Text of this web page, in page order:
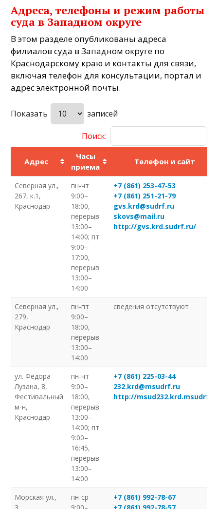
Адреса, телефоны и режим работы
суда в Западном округе
В этом разделе опубликованы адреса
филиалов суда в Западном округе по
Краснодарскому краю и контакты для связи,
включая телефон для консультации, портал и
адрес электронной почты.
Показать записей
Поиск:
Адрес
Часы
приема
Телефон и сайт
Северная ул.,
267, к.1,
Краснодар
пн-чт
9:00–
18:00,
перерыв
13:00–
14:00; пт
9:00–
17:00,
перерыв
13:00–
14:00
+7 (861) 253-47-53
+7 (861) 251-21-79
gvs.krd@sudrf.ru
skovs@mail.ru
http://gvs.krd.sudrf.ru/
Северная ул.,
279,
Краснодар
пн-пт
9:00–
18:00,
перерыв
13:00–
14:00
сведения отсутствуют
ул. Фёдора
Лузана, 8,
Фестивальный
м-н,
Краснодар
пн-чт
9:00–
18:00,
перерыв
13:00–
14:00; пт
9:00–
16:45,
перерыв
13:00–
14:00
+7 (861) 225-03-44
232.krd@msudrf.ru
http://
Морская ул.,
пн-ср
+7 (861) 992-78-67